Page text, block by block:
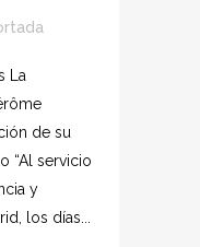
La
de su
“Al servicio
y
los días...